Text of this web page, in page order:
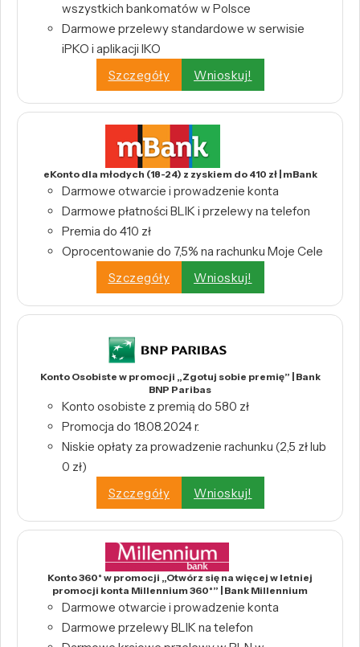
wszystkich bankomatów w Polsce
Darmowe przelewy standardowe w serwisie
iPKO i aplikacji IKO
Szczegóły
Wnioskuj!
eKonto dla młodych (18-24) z zyskiem do 410 zł | mBank
Darmowe otwarcie i prowadzenie konta
Darmowe płatności BLIK i przelewy na telefon
Premia do 410 zł
Oprocentowanie do 7,5% na rachunku Moje Cele
Szczegóły
Wnioskuj!
Konto Osobiste w promocji „Zgotuj sobie premię” | Bank
BNP Paribas
Konto osobiste z premią do 580 zł
Promocja do 18.08.2024 r.
Niskie opłaty za prowadzenie rachunku (2,5 zł lub
0 zł)
Szczegóły
Wnioskuj!
Konto 360° w promocji „Otwórz się na więcej w letniej
promocji konta Millennium 360°” | Bank Millennium
Darmowe otwarcie i prowadzenie konta
Darmowe przelewy BLIK na telefon